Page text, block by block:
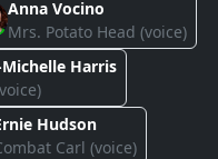
Anna Vocino
Mrs. Potato Head (voice)
Harris
Hudson
Carl (voice)